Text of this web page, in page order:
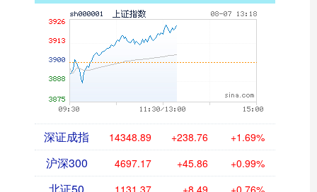
深证成指 14348.89 +238.76 +1.69%
沪深300 4697.17 +45.86 +0.99%